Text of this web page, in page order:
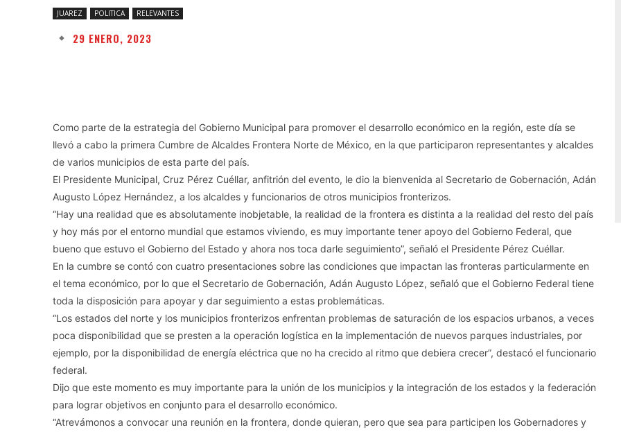
JUAREZ POLITICA RELEVANTES
29 ENERO, 2023
Como parte de la estrategia del Gobierno Municipal para promover el desarrollo económico en la región, este día se
llevó a cabo la primera Cumbre de Alcaldes Frontera Norte de México, en la que participaron representantes y alcaldes
de varios municipios de esta parte del país.
El Presidente Municipal, Cruz Pérez Cuéllar, anfitrión del evento, le dio la bienvenida al Secretario de Gobernación, Adán
Augusto López Hernández, a los alcaldes y funcionarios de otros municipios fronterizos.
“Hay una realidad que es absolutamente inobjetable, la realidad de la frontera es distinta a la realidad del resto del país
y hoy más por el entorno mundial que estamos viviendo, es muy importante tener apoyo del Gobierno Federal, que
bueno que estuvo el Gobierno del Estado y ahora nos toca darle seguimiento”, señaló el Presidente Pérez Cuéllar.
En la cumbre se contó con cuatro presentaciones sobre las condiciones que impactan las fronteras particularmente en
el tema económico, por lo que el Secretario de Gobernación, Adán Augusto López, señaló que el Gobierno Federal tiene
toda la disposición para apoyar y dar seguimiento a estas problemáticas.
“Los estados del norte y los municipios fronterizos enfrentan problemas de saturación de los espacios urbanos, a veces
poca disponibilidad que se presten a la operación logística en la implementación de nuevos parques industriales, por
ejemplo, por la disponibilidad de energía eléctrica que no ha crecido al ritmo que debiera crecer”, destacó el funcionario
federal.
Dijo que este momento es muy importante para la unión de los municipios y la integración de los estados y la federación
para lograr objetivos en conjunto para el desarrollo económico.
“Atrevámonos a convocar una reunión en la frontera, donde quieran, pero que sea para participen los Gobernadores y